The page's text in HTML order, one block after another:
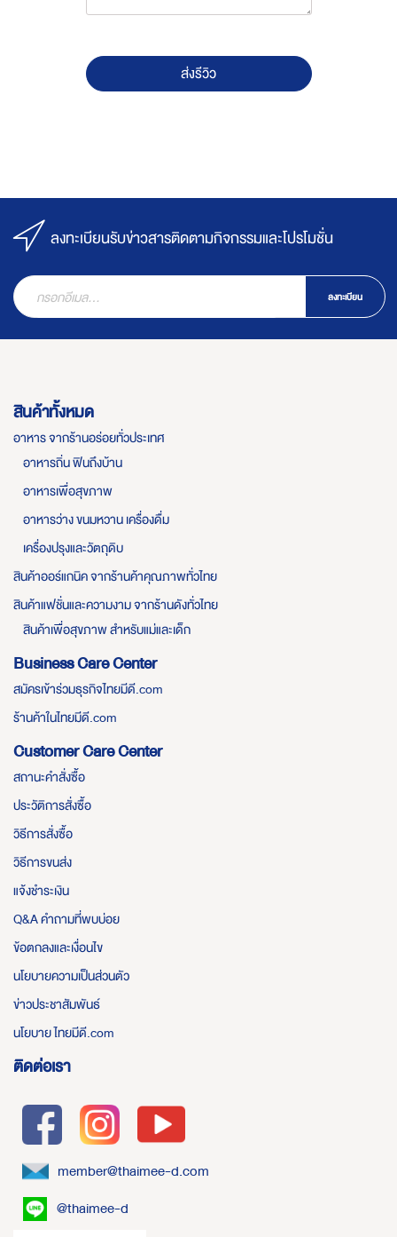
ส่งรีวิว
ลงทะเบียนรับข่าวสารติดตามกิจกรรมและโปรโมชั่น
ลงทะเบียน
สินค้าทั้งหมด
อาหาร จากร้านอร่อยทั่วประเทศ
อาหารถิ่น ฟินถึงบ้าน
อาหารเพื่อสุขภาพ
อาหารว่าง ขนมหวาน เครื่องดื่ม
เครื่องปรุงและวัตถุดิบ
สินค้าออร์แกนิค จากร้านค้าคุณภาพทั่วไทย
สินค้าแฟชั่นและความงาม จากร้านดังทั่วไทย
สินค้าเพื่อสุขภาพ สำหรับแม่และเด็ก
Business Care Center
สมัครเข้าร่วมธุรกิจไทยมีดี.com
ร้านค้าในไทยมีดี.com
Customer Care Center
สถานะคำสั่งซื้อ
ประวัติการสั่งซื้อ
วิธีการสั่งซื้อ
วิธีการขนส่ง
แจ้งชำระเงิน
Q&A คำถามที่พบบ่อย
ข้อตกลงและเงื่อนไข
นโยบายความเป็นส่วนตัว
ข่าวประชาสัมพันธ์
นโยบาย ไทยมีดี.com
ติดต่อเรา
member@thaimee-d.com
@thaimee-d